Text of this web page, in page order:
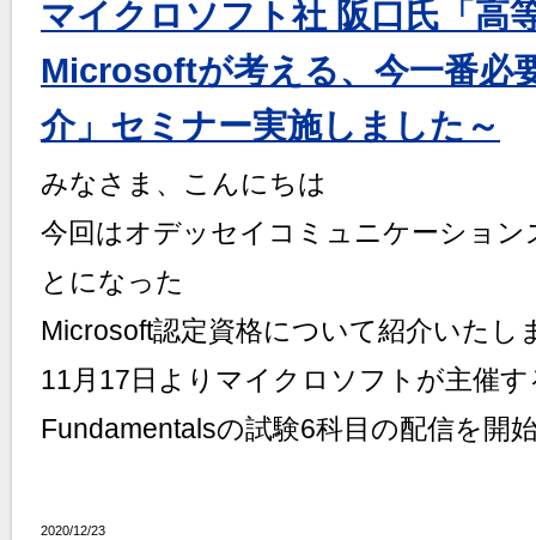
マイクロソフト社 阪口氏「高
Microsoftが考える、今一番必
介」セミナー実施しました～
みなさま、こんにちは
今回はオデッセイコミュニケーショ
とになった
Microsoft認定資格について紹介いたし
11月17日よりマイクロソフトが主催
Fundamentalsの試験6科目の配信を開
2020/12/23